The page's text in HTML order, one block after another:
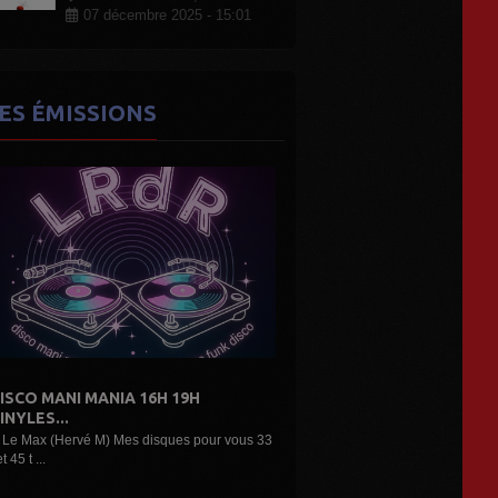
07 décembre 2025 - 15:01
ÉMISSIONS
16H 19H
disques pour vous 33
DE L'AIR...LES DÉCOUVERTES
Une belle émission musicale des découvertes,